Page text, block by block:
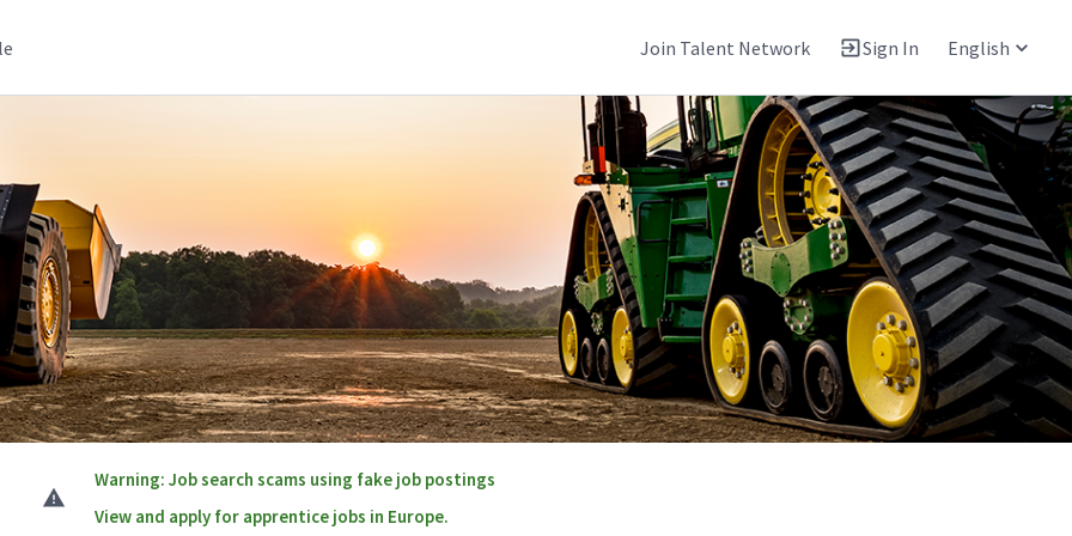
Join Talent Network Sign In English
Warning: Job search scams using fake job postings
View and apply for apprentice jobs in Europe.